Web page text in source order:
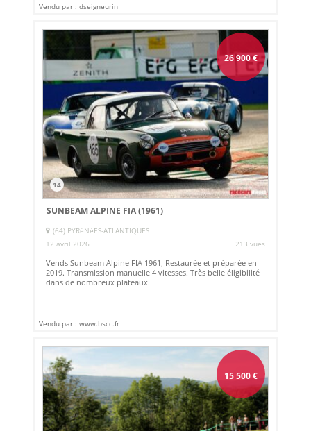
Vendu par : dseigneurin
26 900€
14
SUNBEAM ALPINE FIA (1961)
(64) PYRéNéES-ATLANTIQUES
12 avril 2026
213 vues
Vends Sunbeam Alpine FIA 1961, Restaurée et préparée en
2019. Transmission manuelle 4 vitesses. Très belle éligibilité
dans de nombreux plateaux.
Vendu par : www.bscc.fr
15 500€